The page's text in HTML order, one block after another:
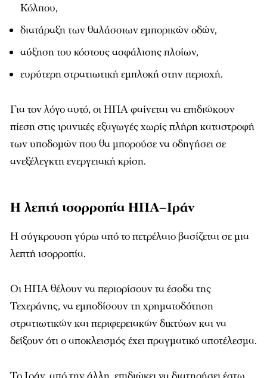
Κόλπου,
διατάραξη των θαλάσσιων εμπορικών οδών,
αύξηση του κόστους ασφάλισης πλοίων,
ευρύτερη στρατιωτική εμπλοκή στην περιοχή.
Για τον λόγο αυτό, οι ΗΠΑ φαίνεται να επιδιώκουν
πίεση στις ιρανικές εξαγωγές χωρίς πλήρη καταστροφή
των υποδομών που θα μπορούσε να οδηγήσει σε
ανεξέλεγκτη ενεργειακή κρίση.
Η λεπτή ισορροπία ΗΠΑ–Ιράν
Η σύγκρουση γύρω από το πετρέλαιο βασίζεται σε μια
λεπτή ισορροπία.
Οι ΗΠΑ θέλουν να περιορίσουν τα έσοδα της
Τεχεράνης, να εμποδίσουν τη χρηματοδότηση
στρατιωτικών και περιφερειακών δικτύων και να
δείξουν ότι ο αποκλεισμός έχει πραγματικό αποτέλεσμα.